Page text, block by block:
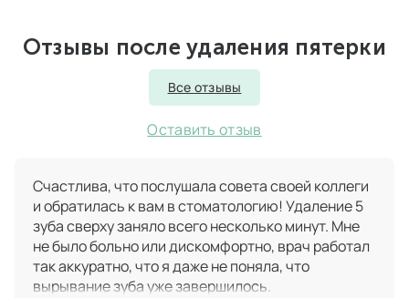
Отзывы после удаления пятерки
Все отзывы
Оставить отзыв
Счастлива, что послушала совета своей коллеги
и обратилась к вам в стоматологию! Удаление 5
зуба сверху заняло всего несколько минут. Мне
не было больно или дискомфортно, врач работал
так аккуратно, что я даже не поняла, что
вырывание зуба уже завершилось.